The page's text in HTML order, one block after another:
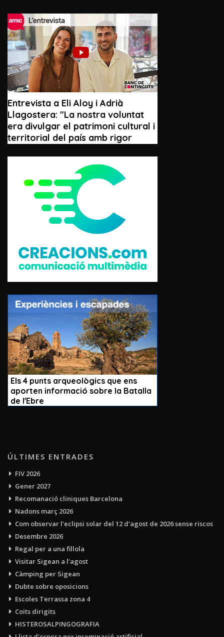
ÚLTIMES ENTRADES
FIV 2026
Gener 2027
Recomanació cliniques Barcelona
Nadons març 2026
Com observar l'eclipsi solar del 12 d'agost de 2026 sense riscos
Desembre 2026
Regal per a una fillola
Visitar Sigean a l'agost
Càmping per Sigean
Dubte sobre oposicions
Escoles Terrassa zona 4
Coits dirigits
HISTEROSALPINGOGRAFIA